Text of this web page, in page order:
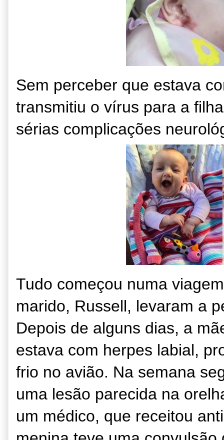
Sem perceber que estava
transmitiu o vírus para a
sérias complicações
Tudo começou numa
marido, Russell, levaram a
Depois de alguns dias, a
estava com herpes labial,
frio no avião. Na semana
uma lesão parecida na
um médico, que receitou